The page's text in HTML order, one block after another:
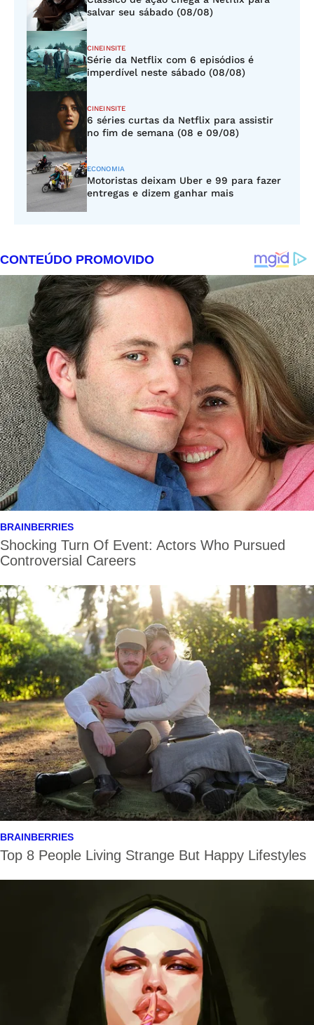
salvar seu sábado (08/08)
CINEINSITE
Série da Netflix com 6 episódios é
imperdível neste sábado (08/08)
CINEINSITE
6 séries curtas da Netflix para assistir
no fim de semana (08 e 09/08)
ECONOMIA
Motoristas deixam Uber e 99 para fazer
entregas e dizem ganhar mais